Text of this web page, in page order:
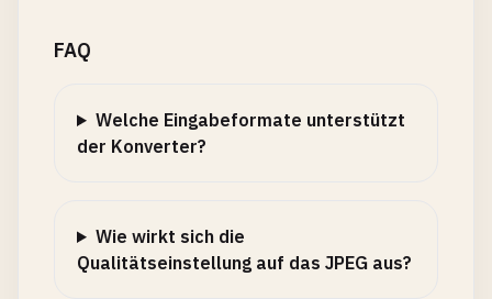
FAQ
Welche Eingabeformate unterstützt
der Konverter?
Wie wirkt sich die
Qualitätseinstellung auf das JPEG aus?